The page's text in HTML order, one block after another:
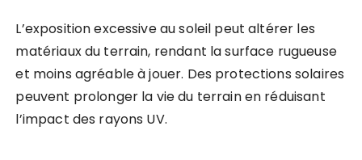
L’exposition excessive au soleil peut altérer les
matériaux du terrain, rendant la surface rugueuse
et moins agréable à jouer. Des protections solaires
peuvent prolonger la vie du terrain en réduisant
l’impact des rayons UV.